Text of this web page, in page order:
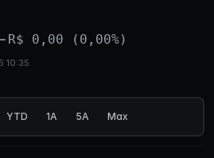
R$ 0,00 (0,00%)
10:35
YTD 1A 5A Max